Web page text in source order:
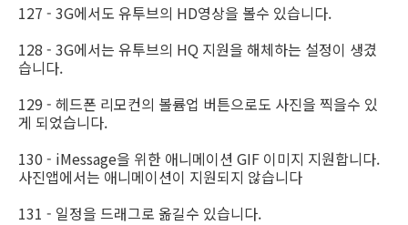
127 - 3G에서도 유투브의 HD영상을 볼수 있습니다.
128 - 3G에서는 유투브의 HQ 지원을 해체하는 설정이 생겼
습니다.
129 - 헤드폰 리모컨의 볼륨업 버튼으로도 사진을 찍을수 있
게 되었습니다.
130 - iMessage을 위한 애니메이션 GIF 이미지 지원합니다.
사진앱에서는 애니메이션이 지원되지 않습니다
131 - 일정을 드래그로 옮길수 있습니다.